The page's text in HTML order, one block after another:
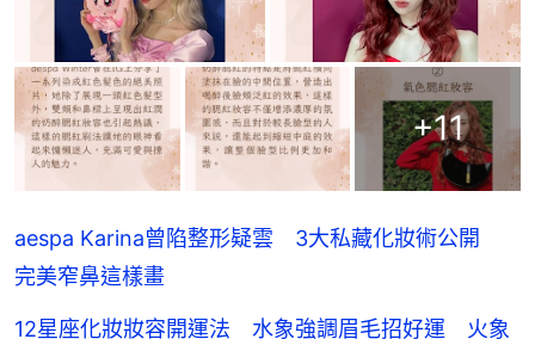
+11
aespa Karina曾陷整形疑雲 3大私藏化妝術公開
完美窄鼻這樣畫
12星座化妝妝容開運法 水象強調眉毛招好運 火象